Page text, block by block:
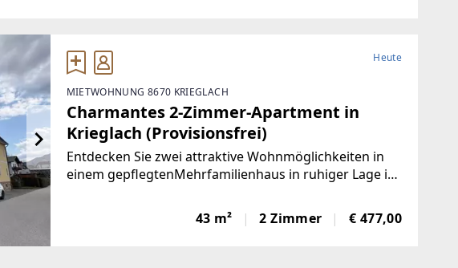
Heute
MIETWOHNUNG 8670 KRIEGLACH
Charmantes 2-Zimmer-Apartment in
Krieglach (Provisionsfrei)
Entdecken Sie zwei attraktive Wohnmöglichkeiten in
einem gepflegtenMehrfamilienhaus in ruhiger Lage in
BruttoFrisch und wie neu: Diese 43 m² große Wohnung
wurde komplett saniert. NeueKüche,
43 m² 2 Zimmer € 477,00